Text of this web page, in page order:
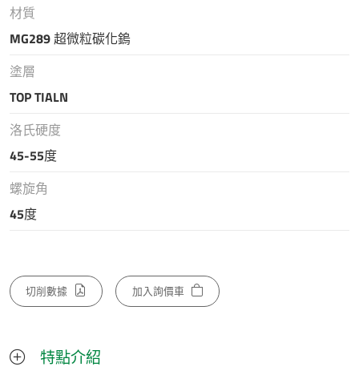
材質
MG289 超微粒碳化鎢
塗層
TOP TIALN
洛氏硬度
45-55度
螺旋角
45度
切削數據 加入詢價車
特點介紹